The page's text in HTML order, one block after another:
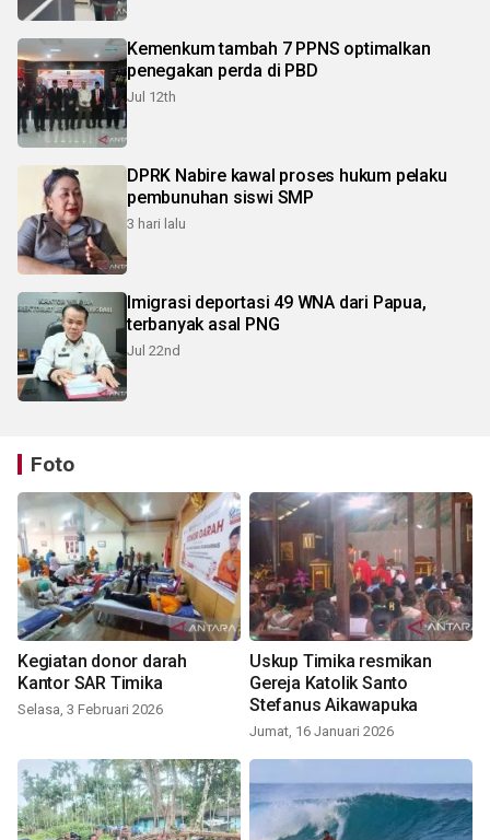
Kemenkum tambah 7 PPNS optimalkan
penegakan perda di PBD
Jul 12th
DPRK Nabire kawal proses hukum pelaku
pembunuhan siswi SMP
3 hari lalu
Imigrasi deportasi 49 WNA dari Papua,
terbanyak asal PNG
Jul 22nd
Foto
Kegiatan donor darah
Kantor SAR Timika
Selasa, 3 Februari 2026
Uskup Timika resmikan
Gereja Katolik Santo
Stefanus Aikawapuka
Jumat, 16 Januari 2026